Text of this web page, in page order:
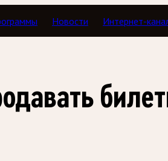
Новости Интернет-